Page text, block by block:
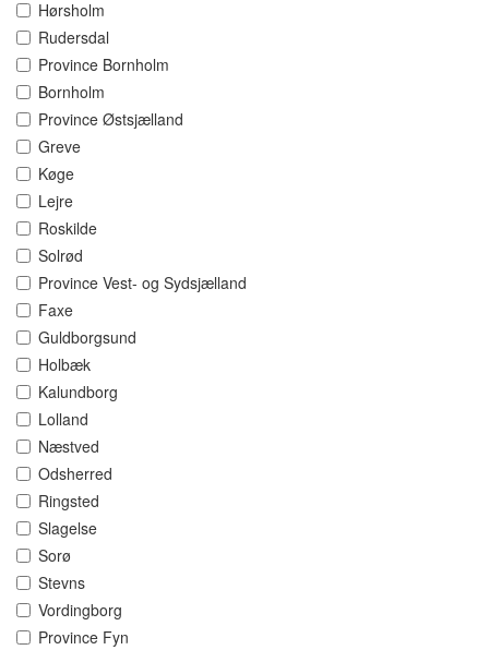
Hørsholm
Rudersdal
Province Bornholm
Bornholm
Province Østsjælland
Greve
Køge
Lejre
Roskilde
Solrød
Province Vest- og Sydsjælland
Faxe
Guldborgsund
Holbæk
Kalundborg
Lolland
Næstved
Odsherred
Ringsted
Slagelse
Sorø
Stevns
Vordingborg
Province Fyn